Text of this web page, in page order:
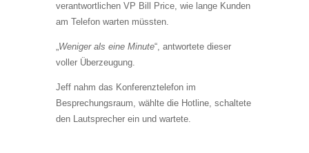
verantwortlichen VP Bill Price, wie lange Kunden
am Telefon warten müssten.
„Weniger als eine Minute“, antwortete dieser
voller Überzeugung.
Jeff nahm das Konferenztelefon im
Besprechungsraum, wählte die Hotline, schaltete
den Lautsprecher ein und wartete.